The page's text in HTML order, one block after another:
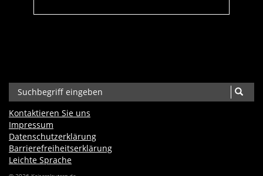
Kontaktieren Sie uns
Impressum
Datenschutzerklärung
Barrierefreiheits­erklärung
Leichte Sprache